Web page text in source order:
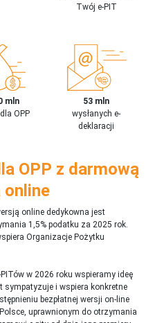
Twój e-PIT
mln
OPP
53 mln
wysłanych e-
deklaracji
OPP z darmową
online
online dedykowna jest
1,5% podatku za 2025 rok.
Organizacje Pożytku
w 2026 roku wspieramy ideę
sympatyzuje i wspiera konkretne
bezpłatnej wersji on-line
uprawnionym do otrzymania